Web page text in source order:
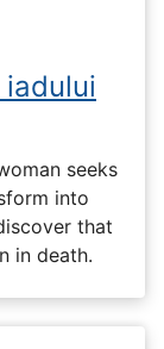
seeks
into
that
in death.